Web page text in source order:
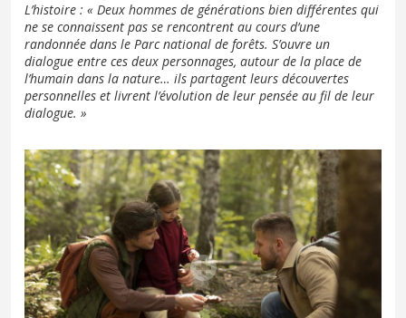
L’histoire : « Deux hommes de générations bien différentes qui
ne se connaissent pas se rencontrent au cours d’une
randonnée dans le Parc national de forêts. S’ouvre un
dialogue entre ces deux personnages, autour de la place de
l’humain dans la nature… ils partagent leurs découvertes
personnelles et livrent l’évolution de leur pensée au fil de leur
dialogue. »